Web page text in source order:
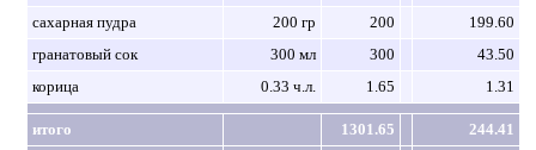
сахарная пудра
200 гр 200
199.60
гранатовый сок
300 мл 300
43.50
корица
0.33 ч.л. 1.65 1.31
итого 1301.65
244.41